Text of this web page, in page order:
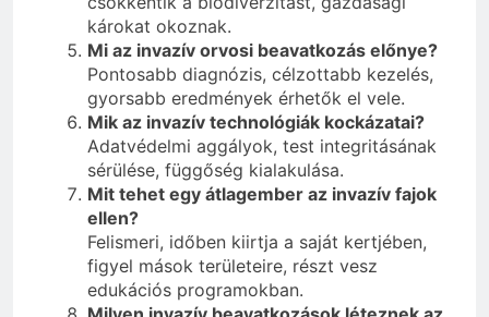
károkat okoznak.
Mi az invazív orvosi beavatkozás előnye?
Pontosabb diagnózis, célzottabb kezelés,
gyorsabb eredmények érhetők el vele.
Mik az invazív technológiák kockázatai?
Adatvédelmi aggályok, test integritásának
sérülése, függőség kialakulása.
Mit tehet egy átlagember az invazív fajok
ellen?
Felismeri, időben kiirtja a saját kertjében,
figyel mások területeire, részt vesz
edukációs programokban.